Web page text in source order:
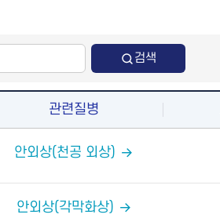
검색
관련질병
안외상(천공 외상)
안외상(각막화상)